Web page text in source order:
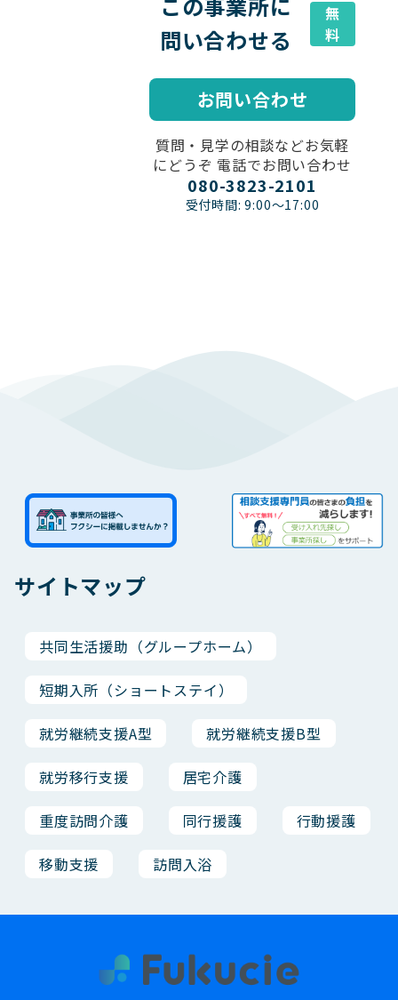
問い合わせる
無
料
お問い合わせ
質問・見学の相談などお気軽
にどうぞ 電話でお問い合わせ
080-3823-2101
受付時間: 9:00～17:00
サイトマップ
共同生活援助（グループホーム）
短期入所（ショートステイ）
就労継続支援A型 就労継続支援B型
就労移行支援 居宅介護
重度訪問介護 同行援護 行動援護
移動支援 訪問入浴